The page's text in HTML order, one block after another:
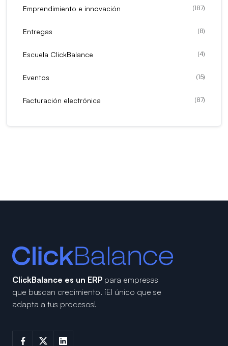
Emprendimiento e innovación (187)
Entregas (8)
Escuela ClickBalance (4)
Eventos (15)
Facturación electrónica (87)
ClickBalance es un ERP para empresas
que buscan crecimiento. ¡El único que se
adapta a tus procesos!